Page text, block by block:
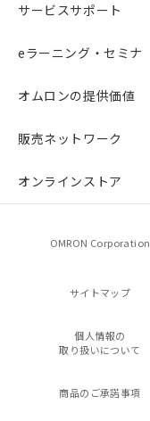
サービスサポート
eラーニング・セミナ
オムロンの提供価値
販売ネットワーク
オンラインストア
OMRON Corporation
サイトマップ
個人情報の
取り扱いについて
商品のご承諾事項